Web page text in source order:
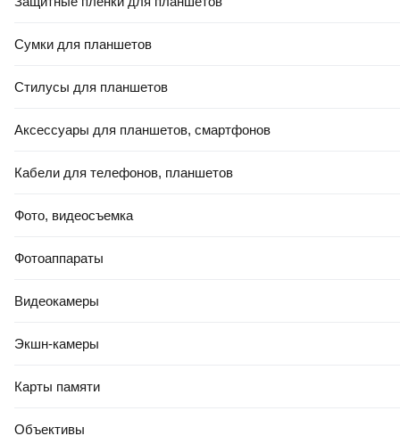
Сумки для планшетов
Стилусы для планшетов
Аксессуары для планшетов, смартфонов
Кабели для телефонов, планшетов
Фото, видеосъемка
Фотоаппараты
Видеокамеры
Экшн-камеры
Карты памяти
Объективы